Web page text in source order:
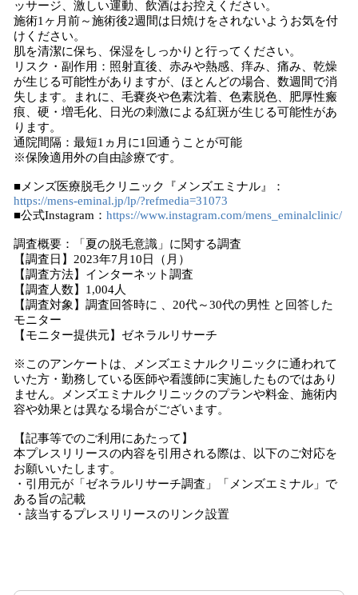
ッサージ、激しい運動、飲酒はお控えください。
施術1ヶ月前～施術後2週間は日焼けをされないようお気を付
けください。
肌を清潔に保ち、保湿をしっかりと行ってください。
リスク・副作用：照射直後、赤みや熱感、痒み、痛み、乾燥
が生じる可能性がありますが、ほとんどの場合、数週間で消
失します。まれに、毛嚢炎や色素沈着、色素脱色、肥厚性瘢
痕、硬・増毛化、日光の刺激による紅斑が生じる可能性があ
ります。
通院間隔：最短1ヵ月に1回通うことが可能
※保険適用外の自由診療です。
■メンズ医療脱毛クリニック『メンズエミナル』：
https://mens-eminal.jp/lp/?refmedia=31073
■公式Instagram： https://www.instagram.com/mens_eminalclinic/
調査概要：「夏の脱毛意識」に関する調査
【調査日】2023年7月10日（月）
【調査方法】インターネット調査
【調査人数】1,004人
【調査対象】調査回答時に 、20代～30代の男性 と回答した
モニター
【モニター提供元】ゼネラルリサーチ
※このアンケートは、メンズエミナルクリニックに通われて
いた方・勤務している医師や看護師に実施したものではあり
ません。メンズエミナルクリニックのプランや料金、施術内
容や効果とは異なる場合がございます。
【記事等でのご利用にあたって】
本プレスリリースの内容を引用される際は、以下のご対応を
お願いいたします。
・引用元が「ゼネラルリサーチ調査」「メンズエミナル」で
ある旨の記載
・該当するプレスリリースのリンク設置